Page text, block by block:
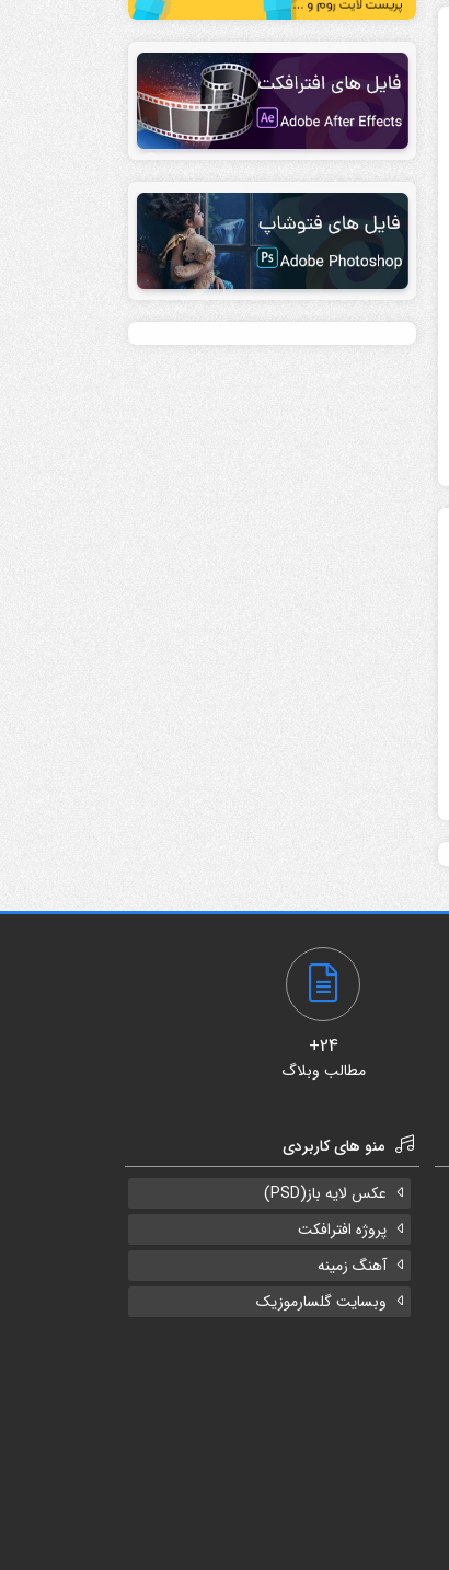
مجموعه ویدیوی موشن
فوتیج مربی در حال قرار
24+
مطالب وبلاگ
منو های کاربردی
عکس لایه باز(PSD)
پروژه افترافکت
آهنگ زمینه
وبسایت گلسارموزیک